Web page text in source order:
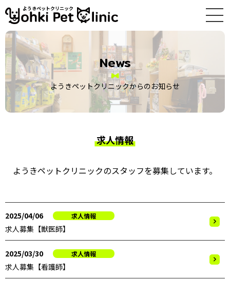
ようきペットクリニック
News
ようきペットクリニックからのお知らせ
求人情報
ようきペットクリニックのスタッフを募集しています。
2025/04/06 求人情報
求人募集【獣医師】
2025/03/30 求人情報
求人募集【看護師】